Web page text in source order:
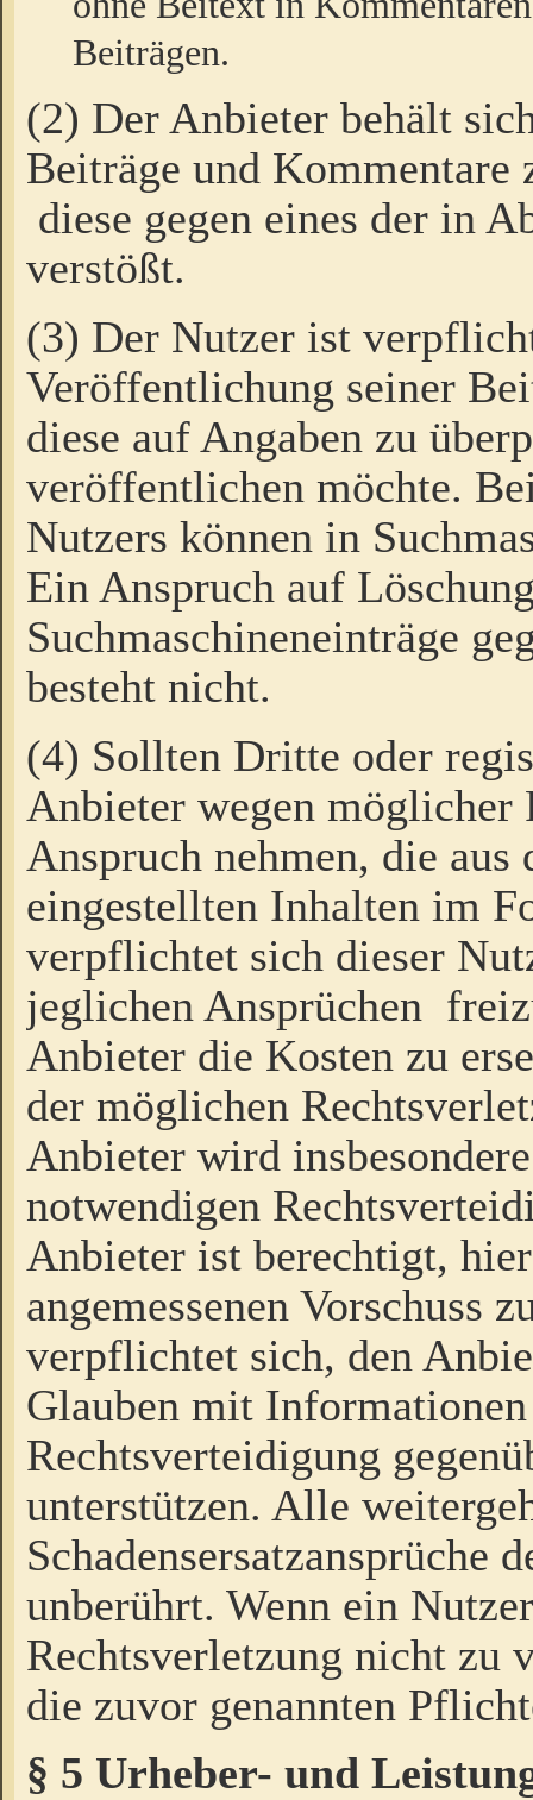
Beiträgen.
(2) Der Anbieter behält
Beiträge und Kommentare
diese gegen eines der in
verstößt.
(3) Der Nutzer ist
Veröffentlichung seiner
diese auf Angaben zu
veröffentlichen möchte.
Nutzers können in
Ein Anspruch auf
Suchmaschineneinträge
besteht nicht.
(4) Sollten Dritte oder
Anbieter wegen möglicher
Anspruch nehmen, die
eingestellten Inhalten im
verpflichtet sich dieser
jeglichen Ansprüchen
Anbieter die Kosten zu
der möglichen
Anbieter wird
notwendigen
Anbieter ist berechtigt,
angemessenen Vorschuss
verpflichtet sich, den
Glauben mit
Rechtsverteidigung
unterstützen. Alle
Schadensersatzansprüche
unberührt. Wenn ein
Rechtsverletzung nicht zu
die zuvor genannten
§ 5 Urheber- und